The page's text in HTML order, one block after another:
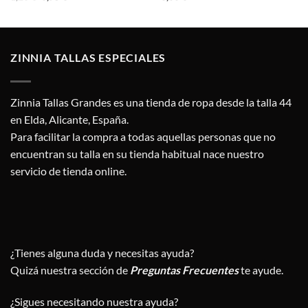
precio
1,20 €.0,95 €.
ZINNIA TALLAS ESPECIALES
Zinnia Tallas Grandes es una tienda de ropa desde la talla 44
en Elda, Alicante, España.
Para facilitar la compra a todas aquellas personas que no
encuentran su talla en su tienda habitual nace nuestro
servicio de tienda online.
¿Tienes alguna duda y necesitas ayuda?
Quizá nuestra sección de Preguntas Frecuenteste ayude.
¿Sigues necesitando nuestra ayuda?